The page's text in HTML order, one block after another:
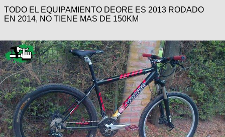
TODO EL EQUIPAMIENTO DEORE ES 2013 RODADO
EN 2014, NO TIENE MAS DE 150KM